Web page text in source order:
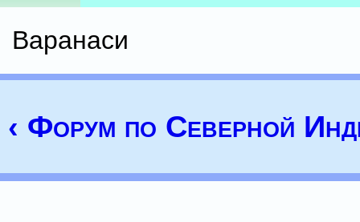
Варанаси
‹ Форум по Северной